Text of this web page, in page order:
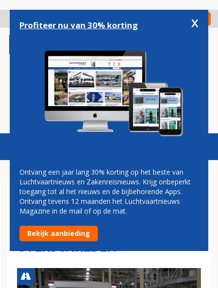
gaan
Check in
Magazine Podcasts Vacatures
'ARBONORMEN
BAGAGEPERSONEEL
SCHIPHOL JARENLANG
OVERSCHREDEN'
Profiteer nu van 30% korting x
Ontvang een jaar lang 30% korting op het beste van
Luchtvaartnieuws en Zakenreisnieuws. Krijg onbeperkt
toegang tot al het nieuws en de bijbehorende Apps.
Ontvang tevens 12 maanden het Luchtvaartnieuws
Magazine in de mail of op de mat.
Bekijk aanbieding